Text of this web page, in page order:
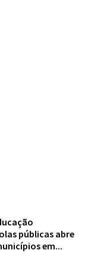
públicas abre
em...